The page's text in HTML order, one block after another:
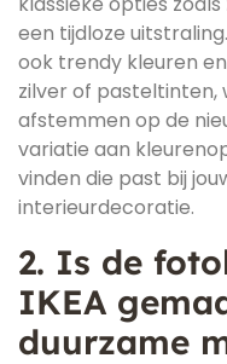
een tijdloze
ook trendy kleuren
zilver of pasteltinten,
afstemmen op de
variatie aan
vinden die past bij
interieurdecoratie.
2. Is de
IKEA
duurzame